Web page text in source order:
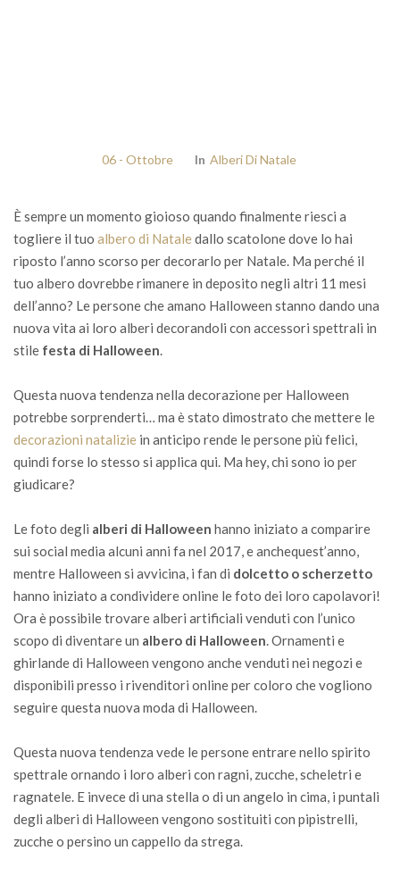
06 - Ottobre In Alberi Di Natale
È sempre un momento gioioso quando finalmente riesci a
togliere il tuo albero di Nataledallo scatolone dove lo hai
riposto l’anno scorso per decorarlo per Natale. Ma perché il
tuo albero dovrebbe rimanere in deposito negli altri 11 mesi
dell’anno? Le persone che amano Halloween stanno dando una
nuova vita ai loro alberi decorandoli con accessori spettrali in
stile festa di Halloween.
Questa nuova tendenza nella decorazione per Halloween
potrebbe sorprenderti… ma è stato dimostrato che mettere le
decorazioni natalizie in anticipo rende le persone più felici,
quindi forse lo stesso si applica qui. Ma hey, chi sono io per
giudicare?
Le foto degli alberi di Halloween hanno iniziato a comparire
sui social media alcuni anni fa nel 2017, e anchequest’anno,
mentre Halloween si avvicina, i fan di dolcetto o scherzetto
hanno iniziato a condividere online le foto dei loro capolavori!
Ora è possibile trovare alberi artificiali venduti con l’unico
scopo di diventare un albero di Halloween. Ornamenti e
ghirlande di Halloween vengono anche venduti nei negozi e
disponibili presso i rivenditori online per coloro che vogliono
seguire questa nuova moda di Halloween.
Questa nuova tendenza vede le persone entrare nello spirito
spettrale ornando i loro alberi con ragni, zucche, scheletri e
ragnatele. E invece di una stella o di un angelo in cima, i puntali
degli alberi di Halloween vengono sostituiti con pipistrelli,
zucche o persino un cappello da strega.